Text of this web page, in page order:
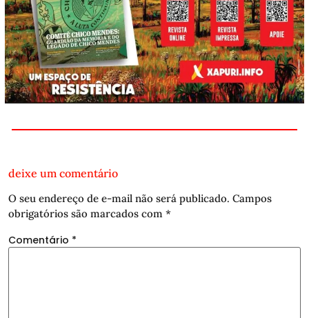
deixe um comentário
O seu endereço de e-mail não será publicado. Campos
obrigatórios são marcados com *
Comentário *